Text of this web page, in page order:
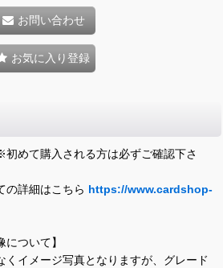
お問い合わせ
お気に入り登録
初めて購入される方は必ずご確認下さ
の詳細はこちら https://www.cardshop-
について】
くイメージ写真となりますが、グレード